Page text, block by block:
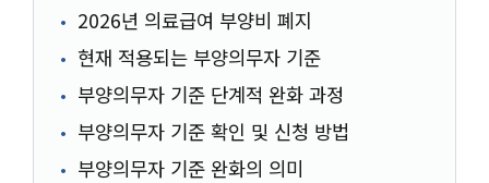
2026년 의료급여 부양비 폐지
현재 적용되는 부양의무자 기준
부양의무자 기준 단계적 완화 과정
부양의무자 기준 확인 및 신청 방법
부양의무자 기준 완화의 의미